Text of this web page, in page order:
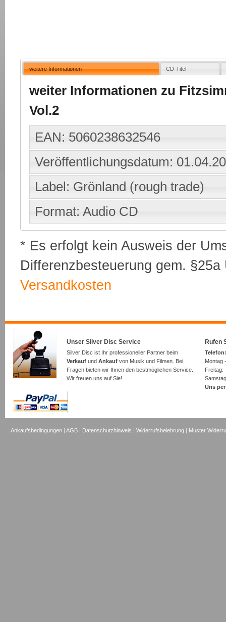
weitere Informationen CD-Titel
weiter Informationen zu
Vol.2
EAN: 5060238632546
Veröffentlichungsdatum:
Label: Grönland (rough trade)
Format: Audio CD
* Es erfolgt kein Ausweis der
Differenzbesteuerung gem.
Versandkosten
Unser Silver Disc Service
Silver Disc ist Ihr professioneller Partner beim
Verkauf und Ankauf von Musik und Filmen. Bei
Fragen bieten wir Ihnen den bestmöglichen Service.
Wir freuen uns auf Sie!
Rufen
Montag
Uns
Ankaufsbedingungen |AGB | Datenschutzhinweis |Widerrufsbelehrung | Muster